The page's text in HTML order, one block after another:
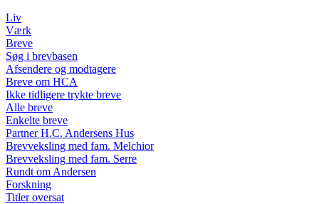
Liv
Værk
Breve
Søg i brevbasen
Afsendere og modtagere
Breve om HCA
Ikke tidligere trykte breve
Alle breve
Enkelte breve
Partner H.C. Andersens Hus
Brevveksling med fam. Melchior
Brevveksling med fam. Serre
Rundt om Andersen
Forskning
Titler oversat